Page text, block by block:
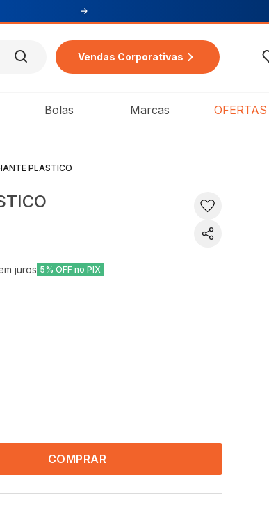
Vendas Corporativas
Bolas Marcas OFERTAS
PLASTICO
juros 5% OFF no PIX
COMPRAR